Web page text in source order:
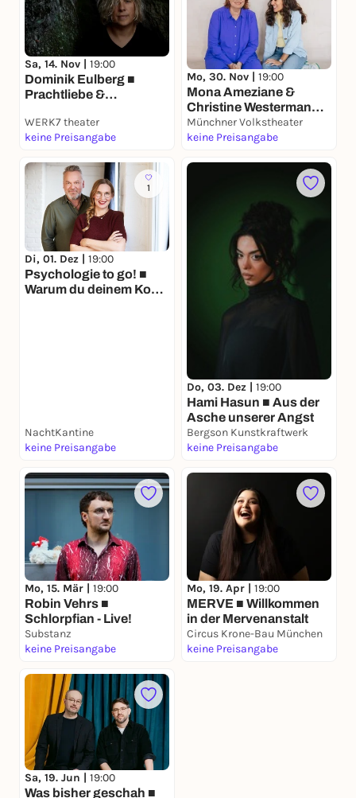
Sa, 14. Nov | 19:00
Dominik Eulberg ■
Prachtliebe &
Biodiversitätsshow
WERK7 theater
keine Preisangabe
Mo, 30. Nov | 19:00
Mona Ameziane &
Christine Westermann ■
Wann wusstest du,
dass es gut wird?
Münchner Volkstheater
keine Preisangabe
1
Di, 01. Dez | 19:00
Psychologie to go! ■
Warum du deinem Kopf
NachtKantine
keine Preisangabe
Do, 03. Dez | 19:00
Hami Hasun ■ Aus der
Asche unserer Angst
Bergson Kunstkraftwerk
keine Preisangabe
Mo, 15. Mär | 19:00
Robin Vehrs ■
Schlorpfian - Live!
Substanz
keine Preisangabe
Mo, 19. Apr | 19:00
MERVE ■ Willkommen
in der Mervenanstalt
Circus Krone-Bau München
keine Preisangabe
Sa, 19. Jun | 19:00
Was bisher geschah ■